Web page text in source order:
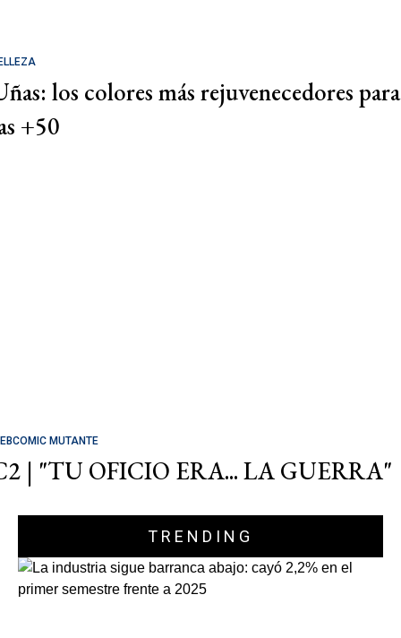
los colores más rejuvenecedores para
+50
MUTANTE
| "TU OFICIO ERA... LA GUERRA"
TRENDING